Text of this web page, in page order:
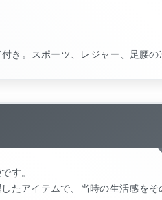
き。スポーツ、レジャー、足腰
す。
たアイテムで、当時の生活感をそ